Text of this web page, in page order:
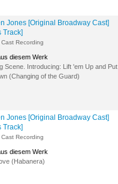
Jones [Original Broadway Cast]
Track]
Recording
diesem Werk
Scene. Introducing: Lift 'em Up and Put
(Changing of the Guard)
Jones [Original Broadway Cast]
Track]
Recording
diesem Werk
(Habanera)